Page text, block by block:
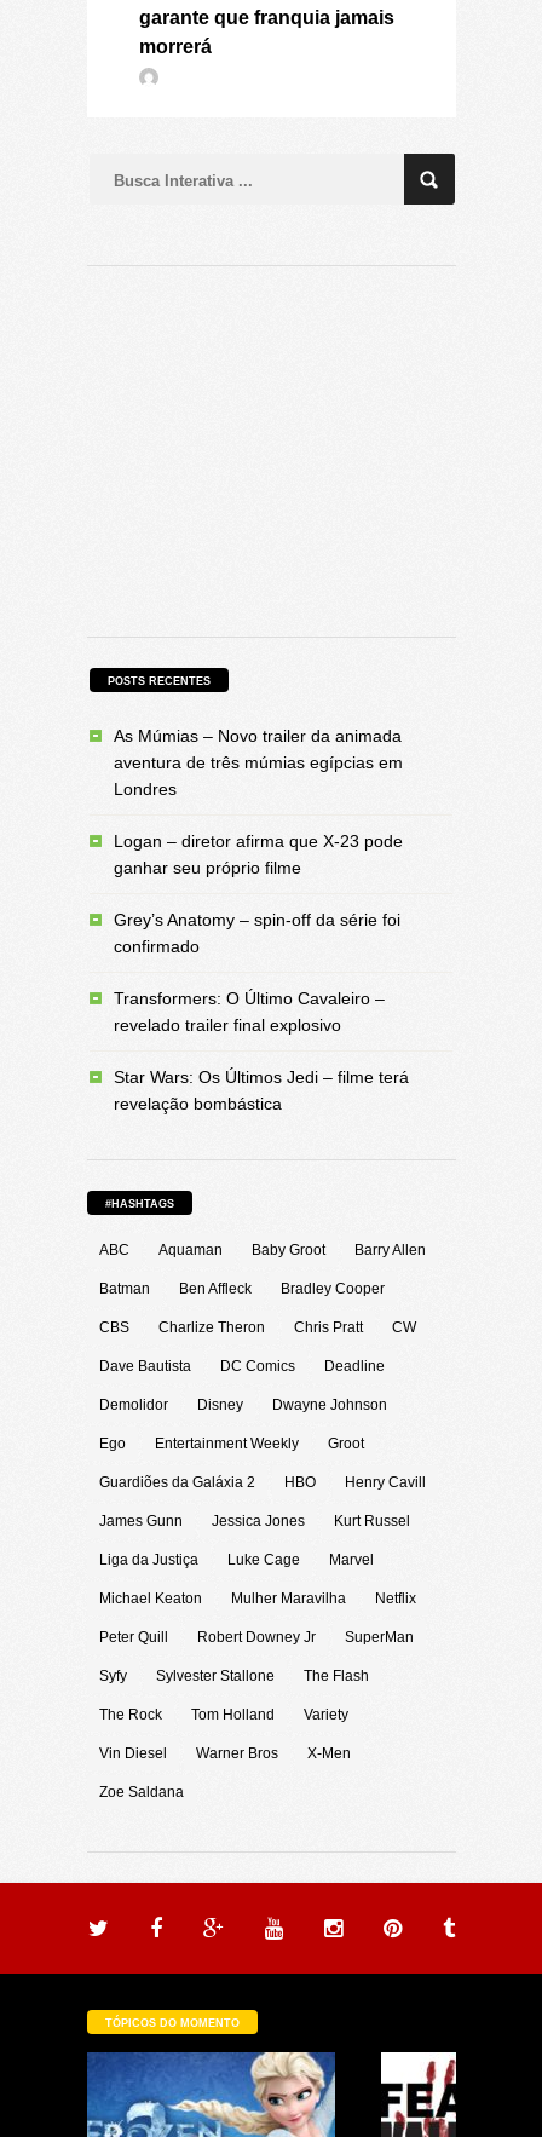
garante que franquia jamais
morrerá
POSTS RECENTES
As Múmias – Novo trailer da animada
aventura de três múmias egípcias em
Londres
Logan – diretor afirma que X-23 pode
ganhar seu próprio filme
Grey’s Anatomy – spin-off da série foi
confirmado
Transformers: O Último Cavaleiro –
revelado trailer final explosivo
Star Wars: Os Últimos Jedi – filme terá
revelação bombástica
#HASHTAGS
ABC Aquaman Baby Groot Barry Allen
Batman Ben Affleck Bradley Cooper
CBS Charlize Theron Chris Pratt CW
Dave Bautista DC Comics Deadline
Demolidor Disney Dwayne Johnson
Ego Entertainment Weekly Groot
Guardiões da Galáxia 2 HBO Henry Cavill
James Gunn Jessica Jones Kurt Russel
Liga da Justiça Luke Cage Marvel
Michael Keaton Mulher Maravilha Netflix
Peter Quill Robert Downey Jr SuperMan
Syfy Sylvester Stallone The Flash
The Rock Tom Holland Variety
Vin Diesel Warner Bros X-Men
Zoe Saldana
TÓPICOS DO MOMENTO